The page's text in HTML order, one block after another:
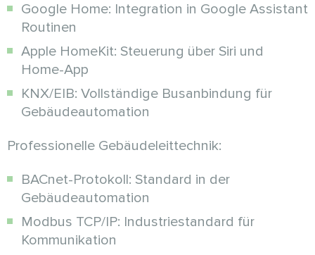
Google Home: Integration in Google Assistant
Routinen
Apple HomeKit: Steuerung über Siri und
Home-App
KNX/EIB: Vollständige Busanbindung für
Gebäudeautomation
Professionelle Gebäudeleittechnik:
BACnet-Protokoll: Standard in der
Gebäudeautomation
Modbus TCP/IP: Industriestandard für
Kommunikation